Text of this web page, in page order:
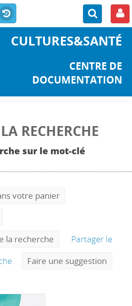
CULTURES&SANTÉ
CENTRE DE
DOCUMENTATION
RECHERCHE
sur le mot-clé
votre panier
la recherche
Partager le
Faire une suggestion